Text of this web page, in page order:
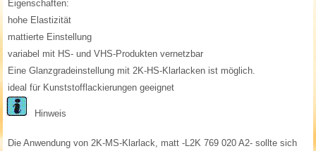
Eigenschaften:
hohe Elastizität
mattierte Einstellung
variabel mit HS- und VHS-Produkten vernetzbar
Eine Glanzgradeinstellung mit 2K-HS-Klarlacken ist möglich.
ideal für Kunststofflackierungen geeignet
Hinweis
Die Anwendung von 2K-MS-Klarlack, matt -L2K 769 020 A2- sollte sich